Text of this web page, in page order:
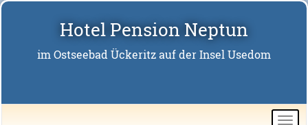
Hotel Pension Neptun
im Ostseebad Ückeritz auf der Insel Usedom